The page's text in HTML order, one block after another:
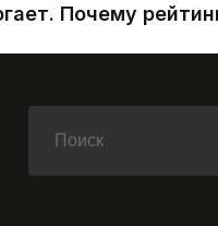
Почему